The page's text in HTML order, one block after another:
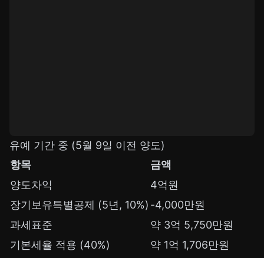
유예 기간 중 (5월 9일 이전 양도)
항목
금액
양도차익
4억원
장기보유특별공제 (5년, 10%) -4,000만원
과세표준
약 3억 5,750만원
기본세율 적용 (40%)
약 1억 1,706만원